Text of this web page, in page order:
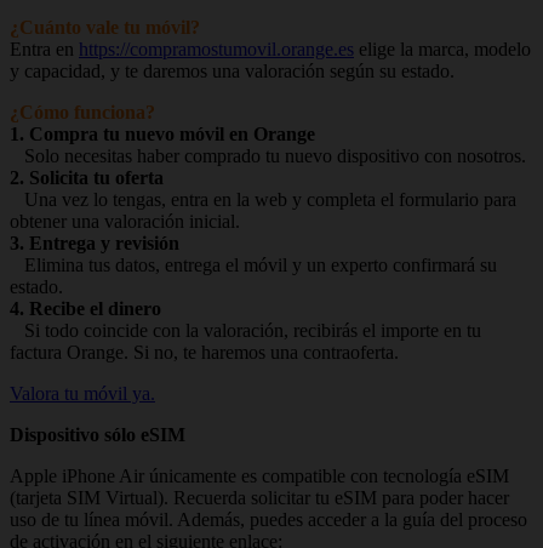
¿Cuánto vale tu móvil?
Entra en https://compramostumovil.orange.es elige la marca, modelo
y capacidad, y te daremos una valoración según su estado.
¿Cómo funciona?
1. Compra tu nuevo móvil en Orange
Solo necesitas haber comprado tu nuevo dispositivo con nosotros.
2. Solicita tu oferta
Una vez lo tengas, entra en la web y completa el formulario para
obtener una valoración inicial.
3. Entrega y revisión
Elimina tus datos, entrega el móvil y un experto confirmará su
estado.
4. Recibe el dinero
Si todo coincide con la valoración, recibirás el importe en tu
factura Orange. Si no, te haremos una contraoferta.
Valora tu móvil ya.
Dispositivo sólo eSIM
Apple iPhone Air únicamente es compatible con tecnología eSIM
(tarjeta SIM Virtual). Recuerda solicitar tu eSIM para poder hacer
uso de tu línea móvil. Además, puedes acceder a la guía del proceso
de activación en el siguiente enlace: